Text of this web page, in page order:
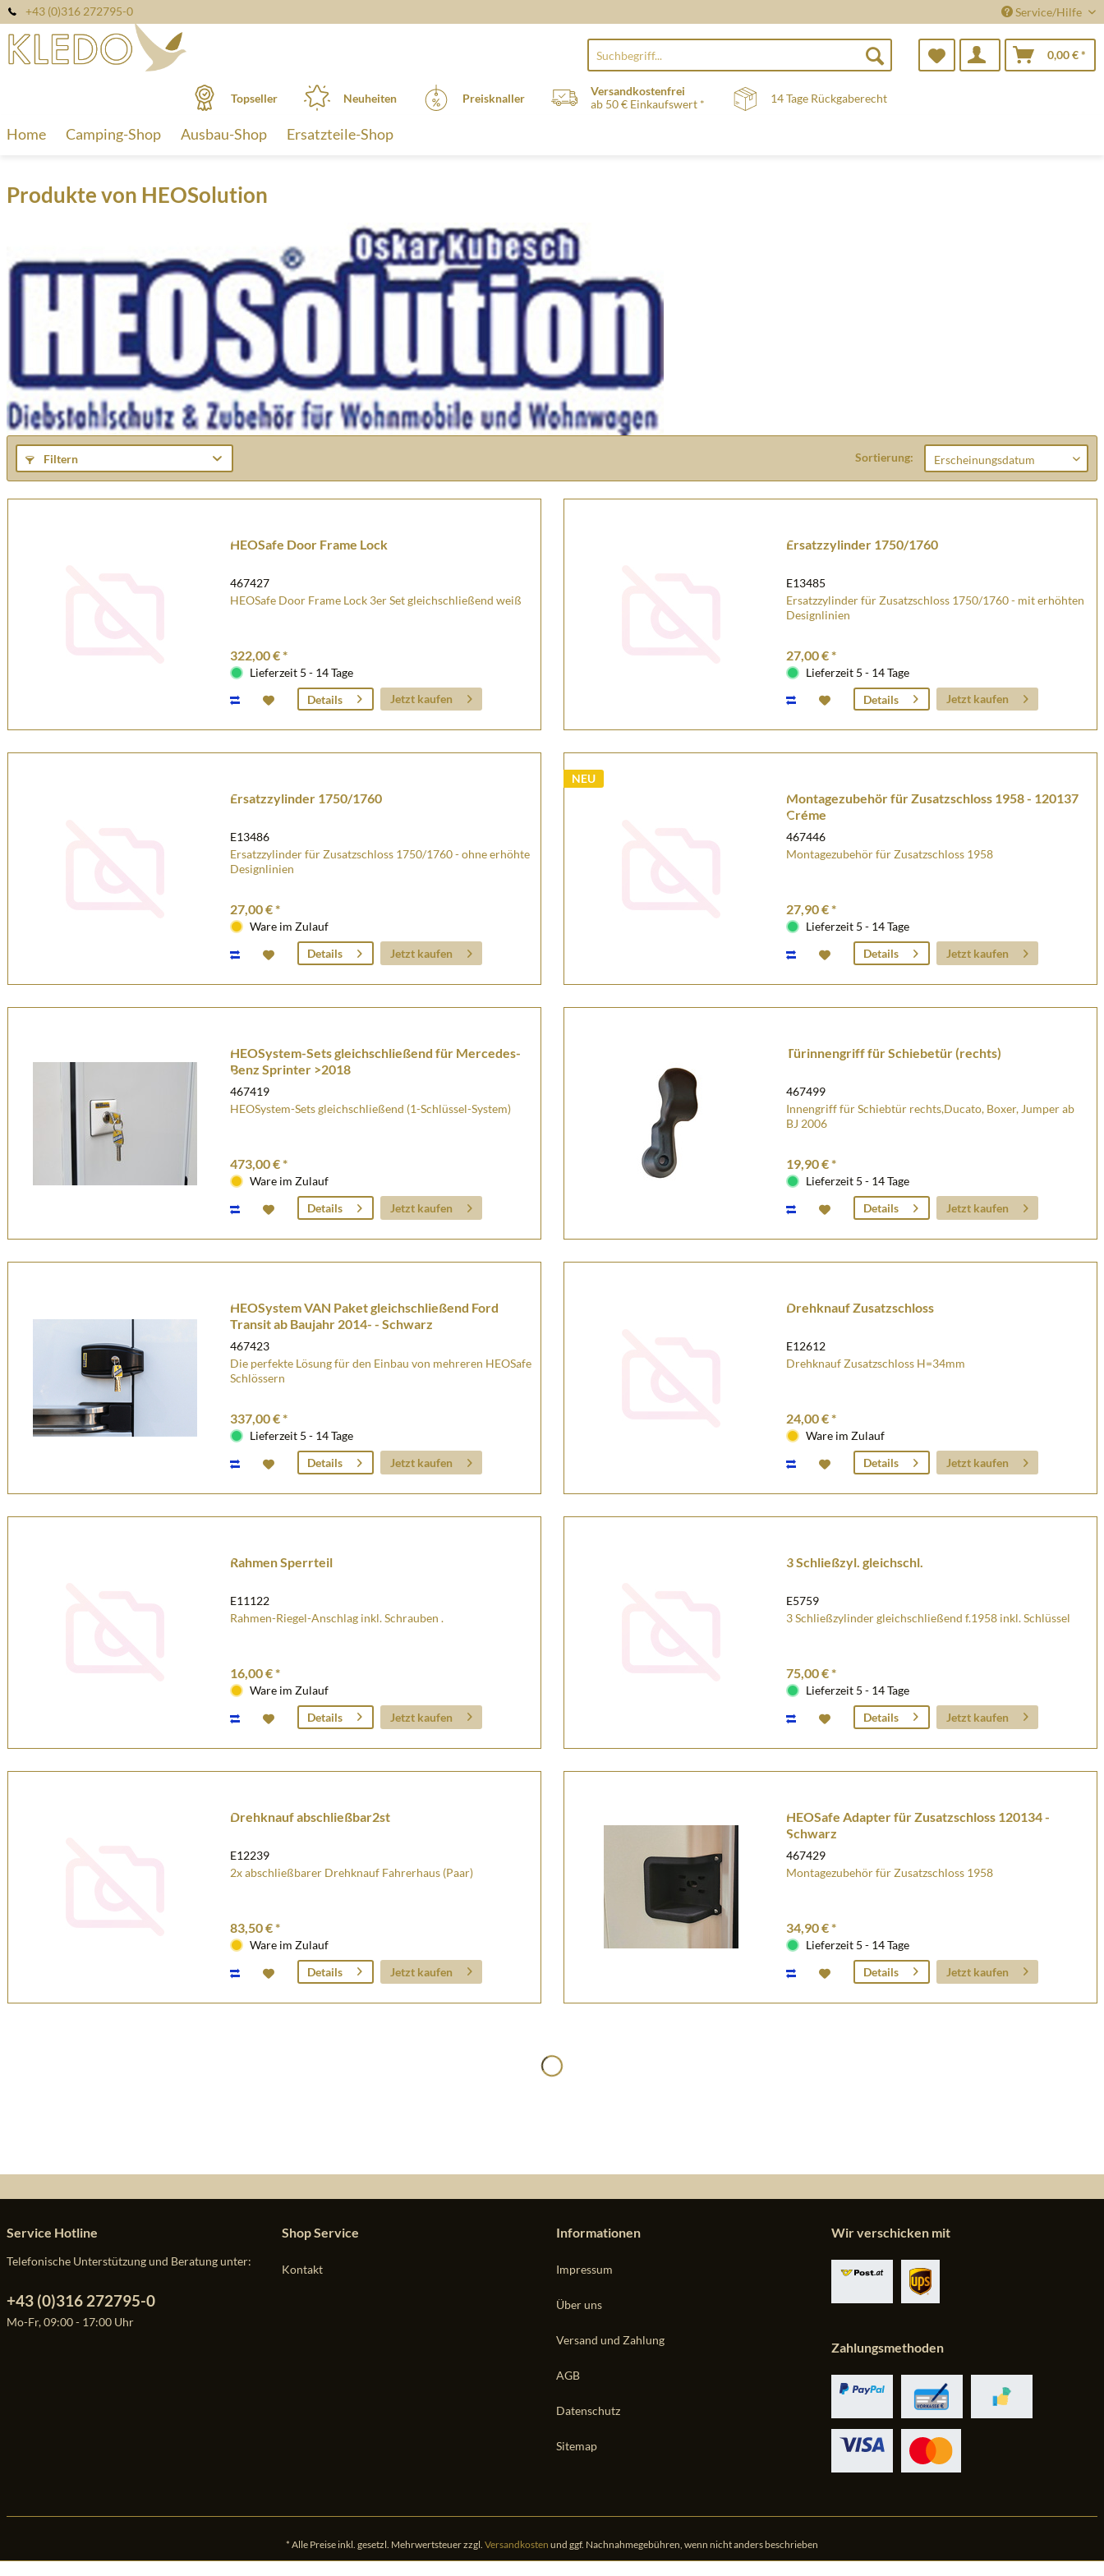
+43 (0)316 272795-0 Service/Hilfe
0,00 € *
Topseller Neuheiten Preisknaller
Versandkostenfrei
ab 50 € Einkaufswert *
14 Tage Rückgaberecht
Home Camping-Shop Ausbau-Shop Ersatzteile-Shop
Produkte von HEOSolution
Filtern Sortierung:
HEOSafe Door Frame Lock
467427
HEOSafe Door Frame Lock 3er Set gleichschließend weiß
322,00 € *
Lieferzeit 5 - 14 Tage
Details
Jetzt kaufen
Ersatzzylinder 1750/1760
E13485
Ersatzzylinder für Zusatzschloss 1750/1760 - mit erhöhten
Designlinien
27,00 € *
Lieferzeit 5 - 14 Tage
Details
Jetzt kaufen
Ersatzzylinder 1750/1760
E13486
Ersatzzylinder für Zusatzschloss 1750/1760 - ohne erhöhte
Designlinien
27,00 € *
Ware im Zulauf
Details
Jetzt kaufen
NEU
Montagezubehör für Zusatzschloss 1958 - 120137
Créme
467446
Montagezubehör für Zusatzschloss 1958
27,90 € *
Lieferzeit 5 - 14 Tage
Details
Jetzt kaufen
HEOSystem-Sets gleichschließend für Mercedes-
Benz Sprinter >2018
467419
HEOSystem-Sets gleichschließend (1-Schlüssel-System)
473,00 € *
Ware im Zulauf
Details
Jetzt kaufen
Türinnengriff für Schiebetür (rechts)
467499
Innengriff für Schiebtür rechts,Ducato, Boxer, Jumper ab
BJ 2006
19,90 € *
Lieferzeit 5 - 14 Tage
Details
Jetzt kaufen
HEOSystem VAN Paket gleichschließend Ford
Transit ab Baujahr 2014- - Schwarz
467423
Die perfekte Lösung für den Einbau von mehreren HEOSafe
Schlössern
337,00 € *
Lieferzeit 5 - 14 Tage
Details
Jetzt kaufen
Drehknauf Zusatzschloss
E12612
Drehknauf Zusatzschloss H=34mm
24,00 € *
Ware im Zulauf
Details
Jetzt kaufen
Rahmen Sperrteil
E11122
Rahmen-Riegel-Anschlag inkl. Schrauben .
16,00 € *
Ware im Zulauf
Details
Jetzt kaufen
3 Schließzyl. gleichschl.
E5759
3 Schließzylinder gleichschließend f.1958 inkl. Schlüssel
75,00 € *
Lieferzeit 5 - 14 Tage
Details
Jetzt kaufen
Drehknauf abschließbar2st
E12239
2x abschließbarer Drehknauf Fahrerhaus (Paar)
83,50 € *
Ware im Zulauf
Details
Jetzt kaufen
HEOSafe Adapter für Zusatzschloss 120134 -
Schwarz
467429
Montagezubehör für Zusatzschloss 1958
34,90 € *
Lieferzeit 5 - 14 Tage
Details
Jetzt kaufen
Service Hotline
Telefonische Unterstützung und Beratung unter:
+43 (0)316 272795-0
Mo-Fr, 09:00 - 17:00 Uhr
Shop Service
Kontakt
Informationen
Impressum
Über uns
Versand und Zahlung
AGB
Datenschutz
Sitemap
Wir verschicken mit
Zahlungsmethoden
* Alle Preise inkl. gesetzl. Mehrwertsteuer zzgl. Versandkosten und ggf. Nachnahmegebühren, wenn nicht anders beschrieben